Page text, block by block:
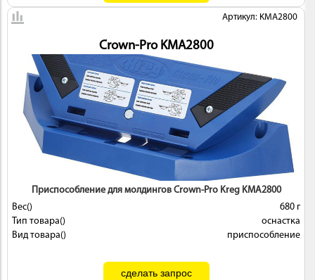
Артикул: KMA2800
Crown-Pro KMA2800
Приспособление для молдингов Crown-Pro Kreg KMA2800
Вес()
680 г
Тип товара()
оснастка
Вид товара()
приспособление